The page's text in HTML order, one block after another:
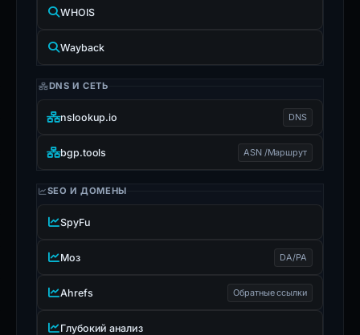
WHOIS
Wayback
DNS И СЕТЬ
nslookup.io DNS
bgp.tools ASN /Маршрут
SEO И ДОМЕНЫ
SpyFu
Моз DA/PA
Ahrefs Обратные ссылки
Глубокий анализ